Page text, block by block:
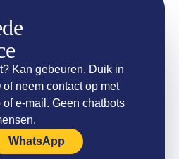
Kan gebeuren. Duik in
of neem contact op met
e-mail. Geen chatbots
WhatsApp